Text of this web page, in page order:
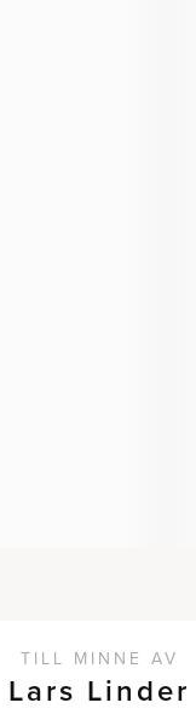
TILL MINNE AV
Lars Linder